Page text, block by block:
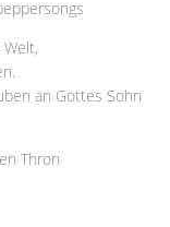
an Gottes Sohn
Thron